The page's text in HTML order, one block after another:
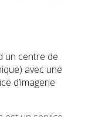
un centre de
avec une
d’imagerie